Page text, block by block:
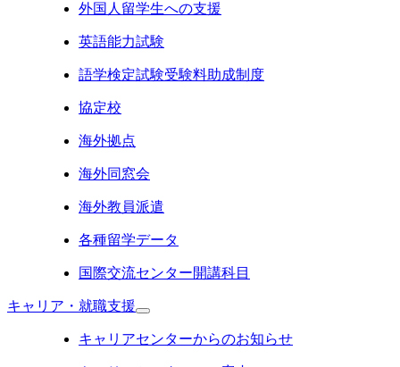
外国人留学生への支援
英語能力試験
語学検定試験受験料助成制度
協定校
海外拠点
海外同窓会
海外教員派遣
各種留学データ
国際交流センター開講科目
キャリア・就職支援
キャリアセンターからのお知らせ